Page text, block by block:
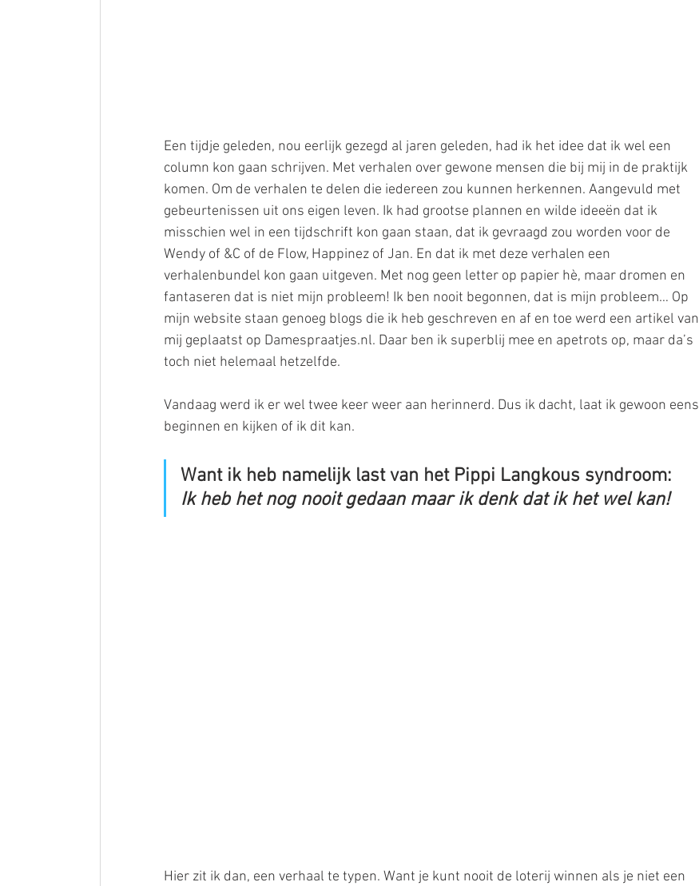
Een tijdje geleden, nou eerlijk gezegd al jaren geleden, had ik het idee dat ik wel een
column kon gaan schrijven. Met verhalen over gewone mensen die bij mij in de praktijk
komen. Om de verhalen te delen die iedereen zou kunnen herkennen. Aangevuld met
gebeurtenissen uit ons eigen leven. Ik had grootse plannen en wilde ideeën dat ik
misschien wel in een tijdschrift kon gaan staan, dat ik gevraagd zou worden voor de
Wendy of &C of de Flow, Happinez of Jan. En dat ik met deze verhalen een
verhalenbundel kon gaan uitgeven. Met nog geen letter op papier hè, maar dromen en
fantaseren dat is niet mijn probleem! Ik ben nooit begonnen, dat is mijn probleem… Op
mijn website staan genoeg blogs die ik heb geschreven en af en toe werd een artikel van
mij geplaatst op Damespraatjes.nl. Daar ben ik superblij mee en apetrots op, maar da’s
toch niet helemaal hetzelfde.
Vandaag werd ik er wel twee keer weer aan herinnerd. Dus ik dacht, laat ik gewoon eens
beginnen en kijken of ik dit kan.
Want ik heb namelijk last van het Pippi Langkous syndroom:
Ik heb het nog nooit gedaan maar ik denk dat ik het wel kan!
Hier zit ik dan, een verhaal te typen. Want je kunt nooit de loterij winnen als je niet een